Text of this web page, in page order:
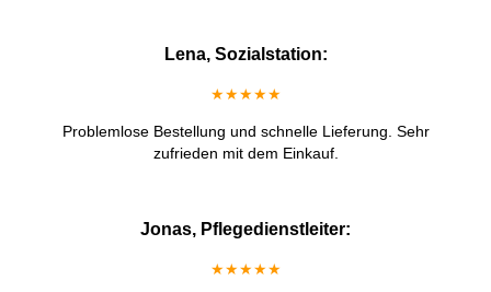
Lena, Sozialstation:
★★★★★
Problemlose Bestellung und schnelle Lieferung. Sehr
zufrieden mit dem Einkauf.
Jonas, Pflegedienstleiter:
★★★★★